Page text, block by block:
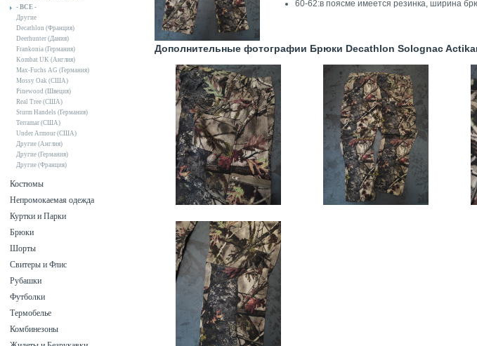
60-62:в поясме имеется резинка, ширина
Дополнительные фотографии Брюки Decathlon Solognac
- ВСЕ -
Другие
Decathlon (Франция)
Deerhunter (Дания)
Frankonia (Германия)
Kombat UK (Англия)
Max-Fuchs AG (Германия)
Mossy Oak (США)
Pinewood (Швеция)
Real Tree (США)
Sturm Handels (Германия)
Terramar (США)
Under Armour (США)
Другие (Англия)
Другие (Германия)
Другие (Франция)
Костюмы
Непромокаемая одежда
Куртки и Парки
Брюки
Шорты
Свитеры и Флис
Рубашки
Футболки
Термобелье
Комбинезоны